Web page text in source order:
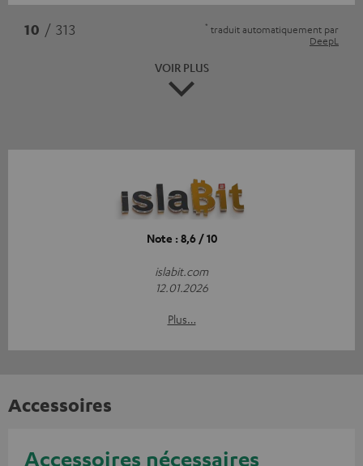
10 / 313 * traduit automatiquement par
DeepL
VOIR PLUS
Note : 8,6 / 10
islabit.com
12.01.2026
Plus…
Accessoires
Accessoires nécessaires